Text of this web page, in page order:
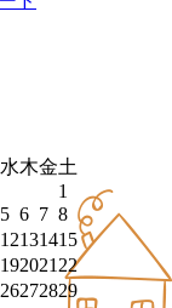
水木金土
1
5 6 7 8
12131415
192021 22
26272829